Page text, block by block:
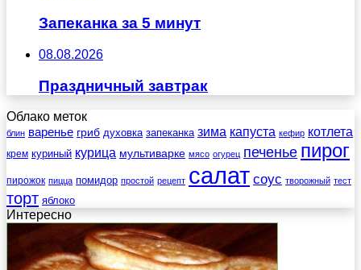
Запеканка за 5 минут
08.08.2026
Праздничный завтрак
Облако меток
блин варенье гриб духовка запеканка зима капуста кефир котлета
крем куриный курица мультиварке мясо огурец печенье пирог
пирожок пицца помидор простой рецепт салат соус творожный тест
торт яблоко
Интересно